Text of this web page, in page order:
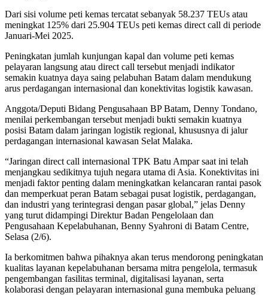
Dari sisi volume peti kemas tercatat sebanyak 58.237 TEUs atau
meningkat 125% dari 25.904 TEUs peti kemas direct call di periode
Januari-Mei 2025.
Peningkatan jumlah kunjungan kapal dan volume peti kemas
pelayaran langsung atau direct call tersebut menjadi indikator
semakin kuatnya daya saing pelabuhan Batam dalam mendukung
arus perdagangan internasional dan konektivitas logistik kawasan.
Anggota/Deputi Bidang Pengusahaan BP Batam, Denny Tondano,
menilai perkembangan tersebut menjadi bukti semakin kuatnya
posisi Batam dalam jaringan logistik regional, khususnya di jalur
perdagangan internasional kawasan Selat Malaka.
“Jaringan direct call internasional TPK Batu Ampar saat ini telah
menjangkau sedikitnya tujuh negara utama di Asia. Konektivitas ini
menjadi faktor penting dalam meningkatkan kelancaran rantai pasok
dan memperkuat peran Batam sebagai pusat logistik, perdagangan,
dan industri yang terintegrasi dengan pasar global,” jelas Denny
yang turut didampingi Direktur Badan Pengelolaan dan
Pengusahaan Kepelabuhanan, Benny Syahroni di Batam Centre,
Selasa (2/6).
Ia berkomitmen bahwa pihaknya akan terus mendorong peningkatan
kualitas layanan kepelabuhanan bersama mitra pengelola, termasuk
pengembangan fasilitas terminal, digitalisasi layanan, serta
kolaborasi dengan pelayaran internasional guna membuka peluang